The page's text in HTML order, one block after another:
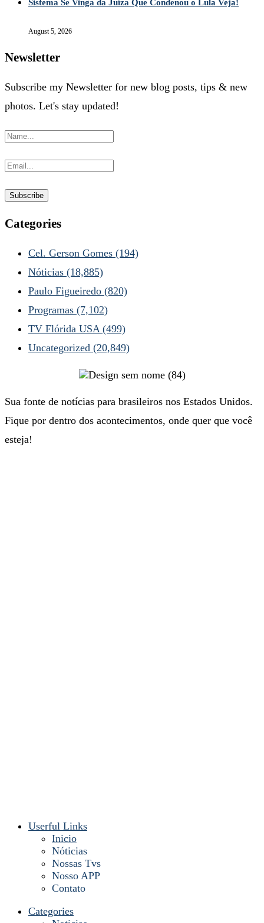
Sistema Se Vinga da Juíza Que Condenou o Lula Veja!
August 5, 2026
Newsletter
Subscribe my Newsletter for new blog posts, tips & new
photos. Let's stay updated!
Categories
Cel. Gerson Gomes (194)
Nóticias (18,885)
Paulo Figueiredo (820)
Programas (7,102)
TV Flórida USA (499)
Uncategorized (20,849)
Sua fonte de notícias para brasileiros nos Estados Unidos.
Fique por dentro dos acontecimentos, onde quer que você
esteja!
Userful Links
Inicio
Nóticias
Nossas Tvs
Nosso APP
Contato
Categories